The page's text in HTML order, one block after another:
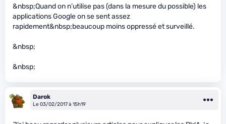
&nbsp;Quand on n’utilise pas (dans la mesure du possible) les
applications Google on se sent assez
rapidement&nbsp;beaucoup moins oppressé et surveillé.
&nbsp;
&nbsp;
Darok
Le 03/02/2017 à 15h19